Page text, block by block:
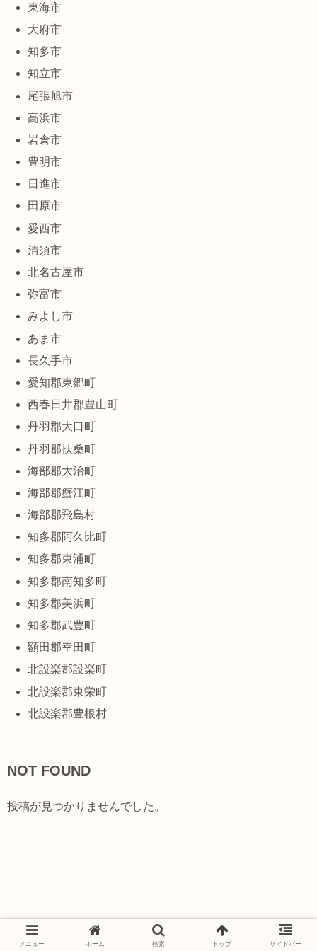
東海市
大府市
知多市
知立市
尾張旭市
高浜市
岩倉市
豊明市
日進市
田原市
愛西市
清須市
北名古屋市
弥富市
みよし市
あま市
長久手市
愛知郡東郷町
西春日井郡豊山町
丹羽郡大口町
丹羽郡扶桑町
海部郡大治町
海部郡蟹江町
海部郡飛島村
知多郡阿久比町
知多郡東浦町
知多郡南知多町
知多郡美浜町
知多郡武豊町
額田郡幸田町
北設楽郡設楽町
北設楽郡東栄町
北設楽郡豊根村
NOT FOUND
投稿が見つかりませんでした。
© 2020 バイク処分研究所.
メニュー ホーム 検索 トップ サイドバー